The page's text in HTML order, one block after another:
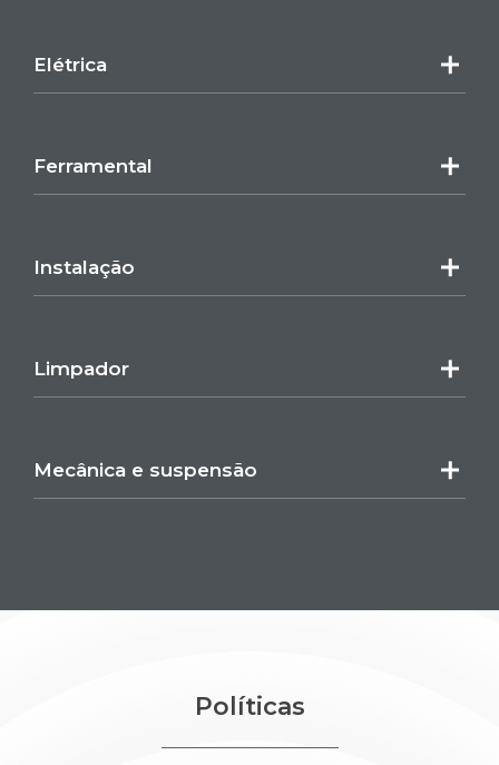
Elétrica
Ferramental
Instalação
Limpador
Mecânica e suspensão
Políticas